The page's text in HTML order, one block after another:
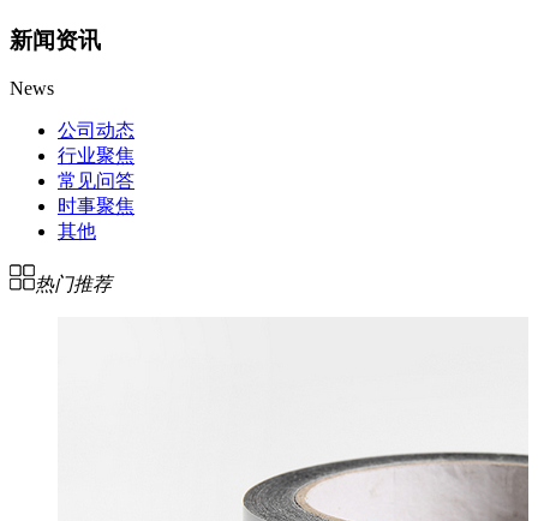
新闻资讯
News
公司动态
行业聚焦
常见问答
时事聚焦
其他
热门推荐